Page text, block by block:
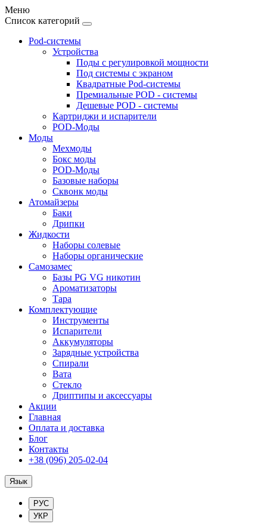
Меню
Список категорий
Pod-системы
Устройства
Поды с регулировкой мощности
Под системы с экраном
Квадратные Pod-системы
Премиальные POD - системы
Дешевые POD - системы
Картриджи и испарители
POD-Моды
Моды
Мехмоды
Бокс моды
POD-Моды
Базовые наборы
Сквонк моды
Атомайзеры
Баки
Дрипки
Жидкости
Наборы солевые
Наборы органические
Самозамес
Базы PG VG никотин
Ароматизаторы
Тара
Комплектующие
Инструменты
Испарители
Аккумуляторы
Зарядные устройства
Спирали
Вата
Стекло
Дриптипы и аксессуары
Акции
Главная
Оплата и доставка
Блог
Контакты
+38 (096) 205-02-04
Язык
РУС
УКР